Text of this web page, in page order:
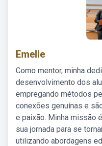
Emelie
Como mentor, minha
desenvolvimento dos
empregando métodos
conexões genuínas e
e paixão. Minha missão
sua jornada para se
utilizando abordagens